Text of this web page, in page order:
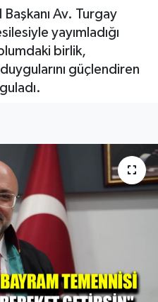
Av. Turgay
yayımladığı
birlik,
güçlendiren